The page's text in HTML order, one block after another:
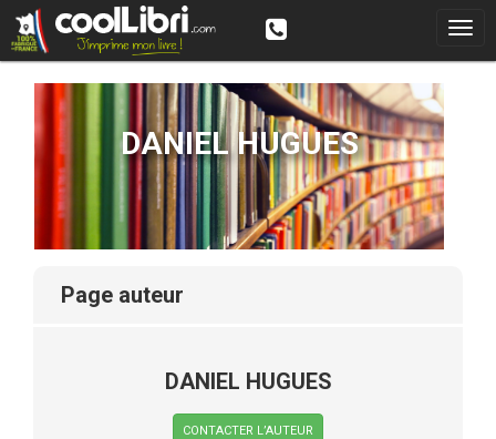
DANIEL HUGUES
page auteur
DANIEL HUGUES
CONTACTER L’AUTEUR